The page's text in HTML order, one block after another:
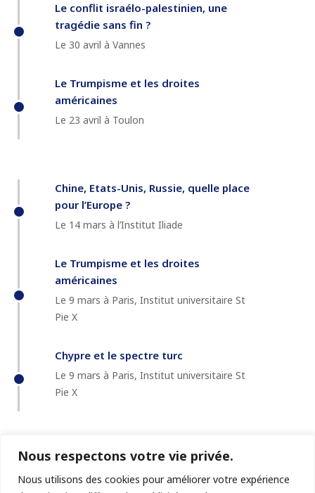
Nous respectons votre vie privée.
Nous utilisons des cookies pour améliorer votre expérience
Le conflit israélo-palestinien, une
tragédie sans fin ?
Le 30 avril à Vannes
Le Trumpisme et les droites
américaines
Le 23 avril à Toulon
Chine, Etats-Unis, Russie, quelle place
pour l’Europe ?
Le 14 mars à l’Institut Iliade
Le Trumpisme et les droites
américaines
Le 9 mars à Paris, Institut universitaire St
Pie X
Chypre et le spectre turc
Le 9 mars à Paris, Institut universitaire St
Pie X